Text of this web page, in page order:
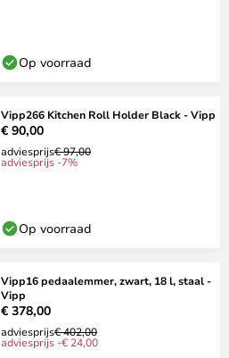
Op voorraad
Vipp266 Kitchen Roll Holder Black - Vipp
€ 90,00
adviesprijs€ 97,00
adviesprijs -7%
Op voorraad
Vipp16 pedaalemmer, zwart, 18 l, staal -
Vipp
€ 378,00
adviesprijs€ 402,00
adviesprijs -€ 24,00